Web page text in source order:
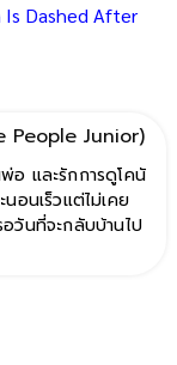
Is Dashed After
People Junior)
อ และรักการดูโคนั
อนเร็วแต่ไม่เคย
วันที่จะกลับบ้านไป